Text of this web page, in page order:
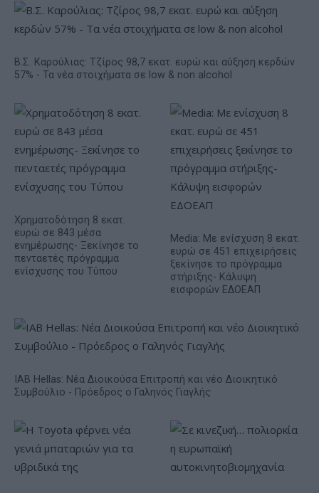
Β.Σ. Καρούλιας: Τζίρος 98,7 εκατ. ευρώ και αύξηση κερδών
57% - Τα νέα στοιχήματα σε low & non alcohol
Χρηματοδότηση 8 εκατ.
ευρώ σε 843 μέσα
ενημέρωσης- Ξεκίνησε το
πενταετές πρόγραμμα
ενίσχυσης του Τύπου
Media: Με ενίσχυση 8 εκατ.
ευρώ σε 451 επιχειρήσεις
ξεκίνησε το πρόγραμμα
στήριξης- Κάλυψη
εισφορών ΕΔΟΕΑΠ
IAB Hellas: Νέα Διοικούσα Επιτροπή και νέο Διοικητικό
Συμβούλιο - Πρόεδρος ο Γαληνός Γιαγλής